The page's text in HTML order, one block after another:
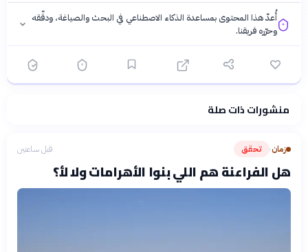
أُعدّ هذا المحتوى بمساعدة الذكاء الاصطناعي في البحث والصياغة، ودقّقه
وحرّره فريقنا.
فلسفتنا المعرفية· سياسة الذكاء الاصطناعيمنشورات ذات صلة
زمان› تحقق قبل ساعتين
هل الفراعنة هم اللي بنوا الأهرامات ولا لأ؟